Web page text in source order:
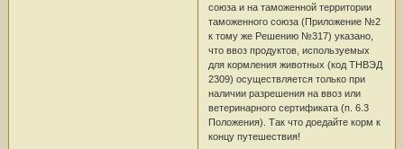
союза и на таможенной территории
таможенного союза (Приложение №2
к тому же Решению №317) указано,
что ввоз продуктов, используемых
для кормления животных (код ТНВЭД
2309) осуществляется только при
наличии разрешения на ввоз или
ветеринарного сертификата (п. 6.3
Положения). Так что доедайте корм к
концу путешествия!